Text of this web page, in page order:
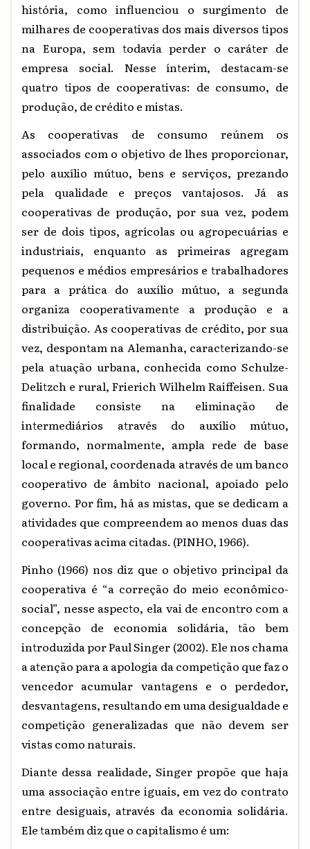
história, como influenciou o surgimento de
milhares de cooperativas dos mais diversos tipos
na Europa, sem todavia perder o caráter de
empresa social. Nesse ínterim, destacam-se
quatro tipos de cooperativas: de consumo, de
produção, de crédito e mistas.
As cooperativas de consumo reúnem os
associados com o objetivo de lhes proporcionar,
pelo auxílio mútuo, bens e serviços, prezando
pela qualidade e preços vantajosos. Já as
cooperativas de produção, por sua vez, podem
ser de dois tipos, agrícolas ou agropecuárias e
industriais, enquanto as primeiras agregam
pequenos e médios empresários e trabalhadores
para a prática do auxílio mútuo, a segunda
organiza cooperativamente a produção e a
distribuição. As cooperativas de crédito, por sua
vez, despontam na Alemanha, caracterizando-se
pela atuação urbana, conhecida como Schulze-
Delitzch e rural, Frierich Wilhelm Raiffeisen. Sua
finalidade consiste na eliminação de
intermediários através do auxílio mútuo,
formando, normalmente, ampla rede de base
local e regional, coordenada através de um banco
cooperativo de âmbito nacional, apoiado pelo
governo. Por fim, há as mistas, que se dedicam a
atividades que compreendem ao menos duas das
cooperativas acima citadas. (PINHO, 1966).
Pinho (1966) nos diz que o objetivo principal da
cooperativa é “a correção do meio econômico-
social”, nesse aspecto, ela vai de encontro com a
concepção de economia solidária, tão bem
introduzida por Paul Singer (2002). Ele nos chama
a atenção para a apologia da competição que faz o
vencedor acumular vantagens e o perdedor,
desvantagens, resultando em uma desigualdade e
competição generalizadas que não devem ser
vistas como naturais.
Diante dessa realidade, Singer propõe que haja
uma associação entre iguais, em vez do contrato
entre desiguais, através da economia solidária.
Ele também diz que o capitalismo é um: